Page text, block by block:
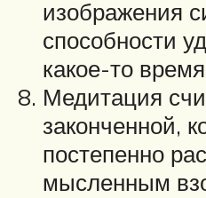
изображения
способности
какое-то
Медитация
законченной,
постепенно
мысленным